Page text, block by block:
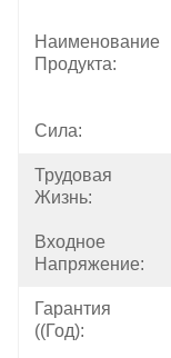
Наименование
Продукта:
Сила:
Трудовая
Жизнь:
Входное
Напряжение:
Гарантия
((Год):